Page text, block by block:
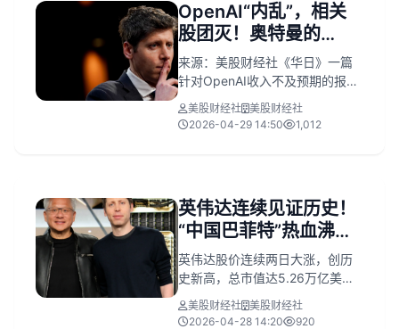
X 上发布的一系列帖子造成了“实
质性和持续...
OpenAI“内乱”，相关
股团灭！奥特曼的
8500亿美元叙事讲不
动了？
来源：美股财经社《华日》一篇
针对OpenAI收入不及预期的报道
引发了华尔街恐慌，全球人工智
能概念股普遍大跌。山姆·奥特曼
周二美股下跌，标普500指数从
历史高位回落，半导体和其他科
美股财经社 美股财经社
2026-04-29 14:50
1,012
英伟达连续见证历史！
“中国巴菲特”热血沸
腾：不要错过这个时代
英伟达股价连续两日大涨，创历
史新高，总市值达5.26万亿美
元，稳居全球第一。驱动因素包
括与OpenAI深度合作（全公司推
美股财经社 美股财经社
2026-04-28 14:20
920